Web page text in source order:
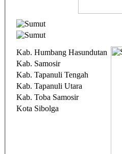
Kab. Humbang Hasundutan
Kab. Samosir
Kab. Tapanuli Tengah
Kab. Tapanuli Utara
Kab. Toba Samosir
Kota Sibolga